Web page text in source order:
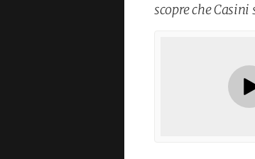
scopre che